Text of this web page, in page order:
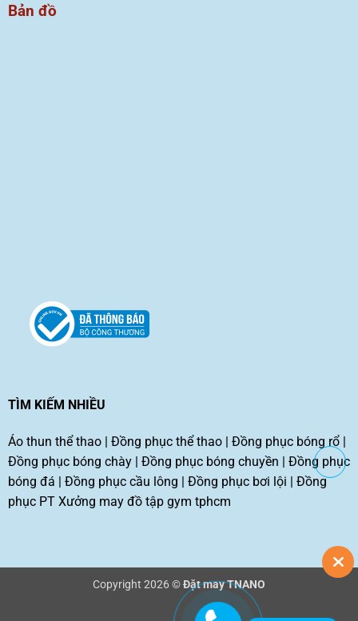
Bản đồ
TÌM KIẾM NHIỀU
Áo thun thể thao| Đồng phục thể thao| Đồng phục bóng rổ|
Đồng phục bóng chày| Đồng phục bóng chuyền | Đồng phục
bóng đá | Đồng phục cầu lông | Đồng phục bơi lội | Đồng
phục PT Xưởng may đồ tập gym tphcm
Copyright 2026 ©Đặt may TNANO